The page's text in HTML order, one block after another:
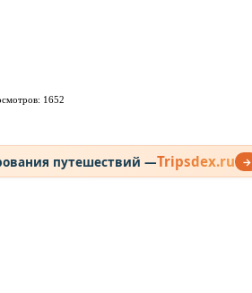
1652
путешествий —Tripsdex.ru →